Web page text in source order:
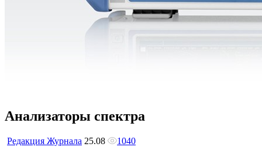
Анализаторы спектра
Редакция Журнала 25.08 1040